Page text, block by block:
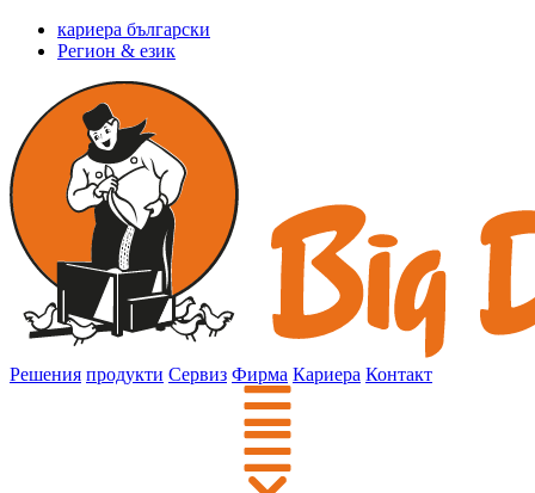
кариера български
Регион & език
Решения продукти Сервиз Фирма Кариера Контакт